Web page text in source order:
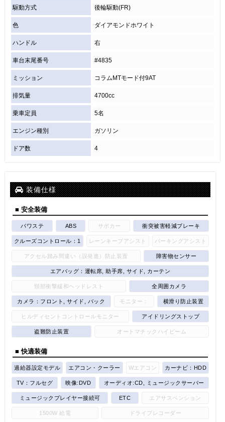
駆動方式 後輪駆動(FR)
色 ダイアモンドホワイト
ハンドル 右
車台末尾番号 #4835
ミッション コラムMTモード付9AT
排気量 4700cc
乗車定員 5名
エンジン種別 ガソリン
ドア数 4
装備仕様
■ 安全装備
パワステ ABS サポカー 衝突被害軽減ブレーキ
クルーズコントロール：1 レーンキープアシスト パーキングアシスト
アクセル踏み間違い（誤発進）防止装置 障害物センサー
エアバッグ：運転席, 助手席, サイド, カーテン
頸部衝撃緩和ヘッドレスト 全周囲カメラ
カメラ：フロント, サイド, バック モニター： 横滑り防止装置
ヒルディセントコントロールモニター アイドリングストップ
盗難防止装置 オートマチックハイビーム
■ 快適装備
過給器設定モデル エアコン・クーラー Wエアコン カーナビ：HDD
TV：フルセグ 映像:DVD オーディオ:CD, ミュージックサーバー
ミュージックプレイヤー接続可 ETC エアサスペンション
1500W 給電 ドライブレコーダー